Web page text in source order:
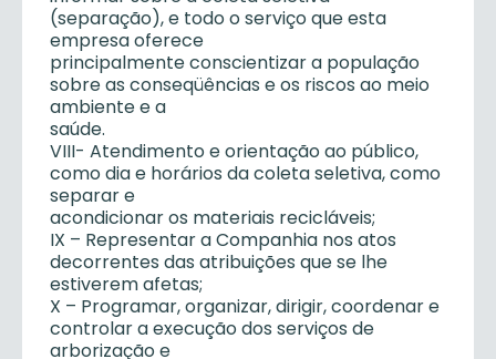
(separação), e todo o serviço que esta
empresa oferece
principalmente conscientizar a população
sobre as conseqüências e os riscos ao meio
ambiente e a
saúde.
VIII- Atendimento e orientação ao público,
como dia e horários da coleta seletiva, como
separar e
acondicionar os materiais recicláveis;
IX – Representar a Companhia nos atos
decorrentes das atribuições que se lhe
estiverem afetas;
X – Programar, organizar, dirigir, coordenar e
controlar a execução dos serviços de
arborização e